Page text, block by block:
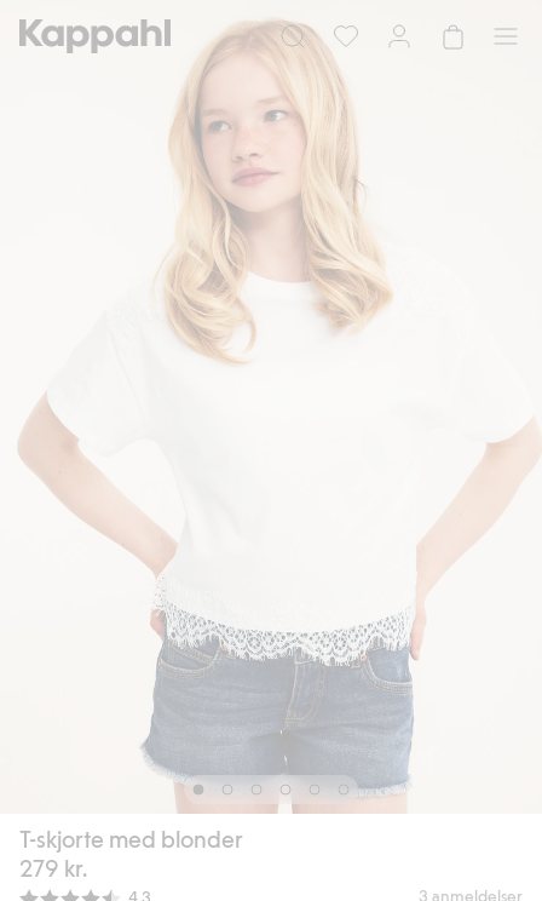
T-skjorte med blonder
279 kr.
Gjennomsnittskarakter:
4.3 3 anmeldelser